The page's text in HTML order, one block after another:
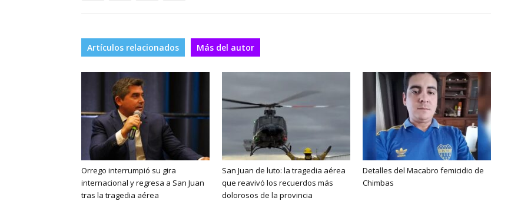
Artículos relacionados Más del autor
Orrego interrumpió su gira
internacional y regresa a San Juan
tras la tragedia aérea
San Juan de luto: la tragedia aérea
que reavivó los recuerdos más
dolorosos de la provincia
Detalles del Macabro femicidio de
Chimbas